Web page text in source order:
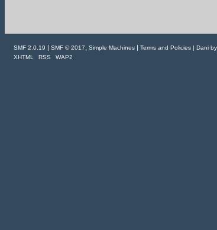
SMF 2.0.19 SMF © 2017 Simple Machines Terms and Policies | Dani by
XHTML
RSS WAP2